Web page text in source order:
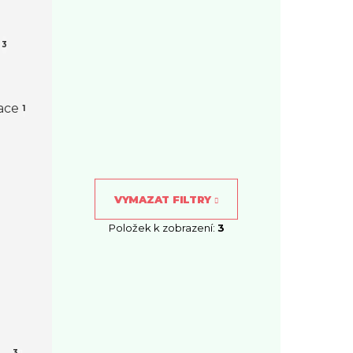
3
1
VYMAZAT FILTRY
Položek k zobrazení: 3